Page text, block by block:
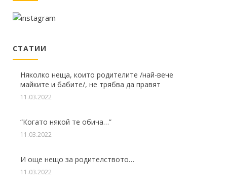
СТАТИИ
Няколко неща, които родителите /най-вече
майките и бабите/, не трябва да правят
11.03.2022
“Когато някой те обича…”
11.03.2022
И още нещо за родителството…
11.03.2022